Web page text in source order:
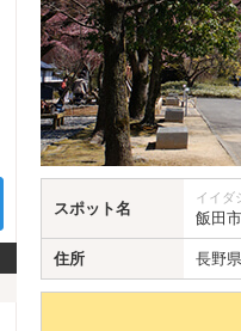
スポット名
イイダ
飯田
住所 長野県